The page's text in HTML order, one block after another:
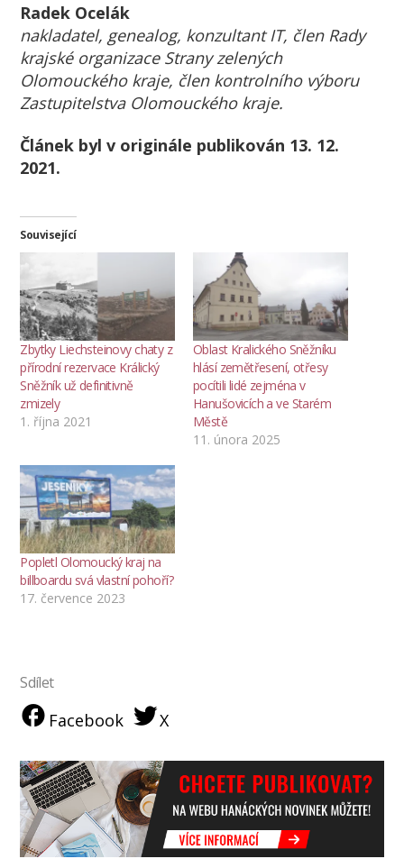
Radek Ocelák
nakladatel, genealog, konzultant IT, člen Rady
krajské organizace Strany zelených
Olomouckého kraje, člen kontrolního výboru
Zastupitelstva Olomouckého kraje.
Článek byl v originále publikován 13. 12.
2021.
Související
Zbytky Liechsteinovy chaty z
přírodní rezervace Králický
Sněžník už definitivně
zmizely
1. října 2021
Oblast Kralického Sněžníku
hlásí zemětřesení, otřesy
pocítili lidé zejména v
Hanušovicích a ve Starém
Městě
11. února 2025
Popletl Olomoucký kraj na
billboardu svá vlastní pohoří?
17. července 2023
Sdílet
Facebook X